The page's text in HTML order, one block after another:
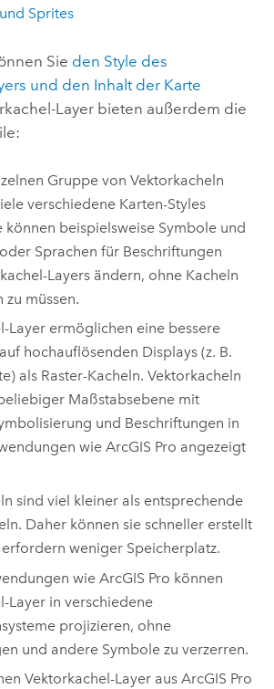
Sprites
Sie den Style des
und den Inhalt der Karte
Layer bieten außerdem die
Gruppe von Vektorkacheln
verschiedene Karten-Styles
können beispielsweise Symbole und
Sprachen für Beschriftungen
Layers ändern, ohne Kacheln
zu müssen.
Layer ermöglichen eine bessere
hochauflösenden Displays (z. B.
als Raster-Kacheln. Vektorkacheln
Maßstabsebene mit
und Beschriftungen in
wieArcGIS Pro angezeigt
sind viel kleiner als entsprechende
Daher können sie schneller erstellt
weniger Speicherplatz.
wieArcGIS Pro können
Layer in verschiedene
projizieren, ohne
und andere Symbole zu verzerren.
Vektorkachel-Layer ausArcGIS Pro